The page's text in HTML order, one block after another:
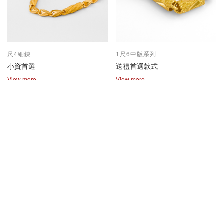
尺4細鍊
小資首選
View more
1尺6中版系列
送禮首選款式
View more